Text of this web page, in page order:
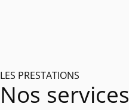
LES PRESTATIONS
Nos services